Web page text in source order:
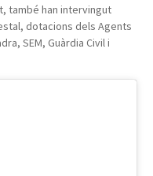
també han intervingut
dotacions dels Agents
SEM, Guàrdia Civil i